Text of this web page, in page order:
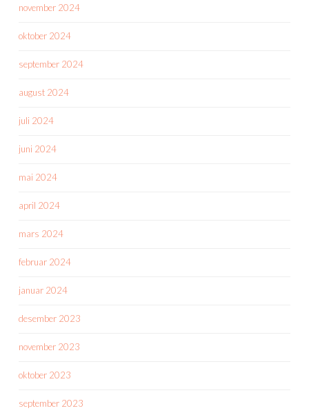
november 2024
oktober 2024
september 2024
august 2024
juli 2024
juni 2024
mai 2024
april 2024
mars 2024
februar 2024
januar 2024
desember 2023
november 2023
oktober 2023
september 2023